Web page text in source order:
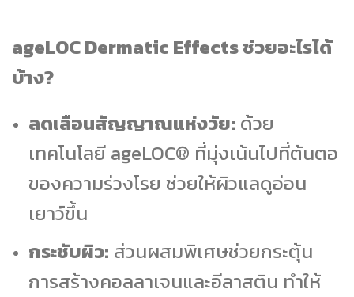
ageLOC Dermatic Effects ช่วยอะไรได้
บ้าง?
ลดเลือนสัญญาณแห่งวัย: ด้วย
เทคโนโลยี ageLOC® ที่มุ่งเน้นไปที่ต้นตอ
ของความร่วงโรย ช่วยให้ผิวแลดูอ่อน
เยาว์ขึ้น
กระชับผิว: ส่วนผสมพิเศษช่วยกระตุ้น
การสร้างคอลลาเจนและอีลาสติน ทำให้